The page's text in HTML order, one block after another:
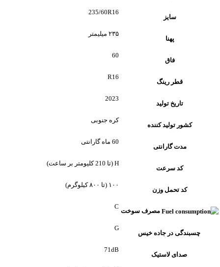
سایز
235/60R16
پهنا
۲۳۵ میلیمتر
فاق
60
قطر رینگ
R16
تاریخ تولید
2023
کشور تولید کننده
کره جنوبی
مدت گارانتی
60 ماه گارانتی
کد سرعت
H (تا 210 کلیومتر بر ساعت)
کد تحمل وزن
۱۰۰ (تا ۸۰۰ کیلوگرم)
مصرف سوخت
C
چسبندگی در جاده خیس
G
صدای لاستیک
71dB